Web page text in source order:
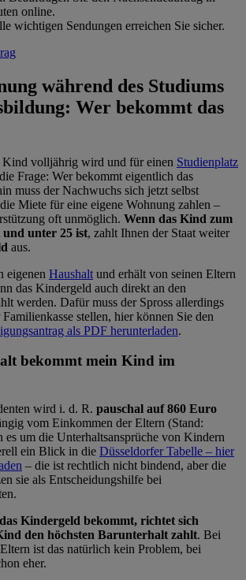
online.
wichtigen Sendungen erreichen Sie sicher.
während des Studiums
Wer bekommt das
Kind volljährig wird und für einen Studienplatz
Frage: Wer bekommt eigentlich das
muss der Nachwuchs sich jetzt selbst
Miete für eine eigene Wohnung zahlen –
oft unmöglich. Wenn das Kind zum
unter 25 ist, zahlt Ihnen der Staat weiter
aus.
eigenen Haushalt und erhält von seinen Eltern
das Kindergeld auch direkt an den
werden. Dafür muss der Spross allerdings
stellen, hier können Sie den
als PDF herunterladen.
bekommt mein Kind im
wird i. d. R. pauschal auf 860 Euro
vom Einkommen der Eltern (Stand:
es um die Unterhaltsansprüche von Kindern
ein Blick in die Düsseldorfer Tabelle – hier
– die ist rechtlich nicht bindend, aber die
sie als Entscheidungshilfe bei
Kindergeld bekommt, richtet sich
den höchsten Barunterhalt zahlt. Bei
ist das natürlich kein Problem, bei
eher.